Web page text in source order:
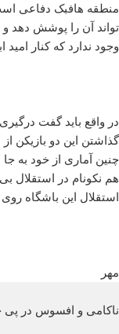
منطقه هافبک دفاعی
تواند آن را پوشش دهد
وجود ندارد که کنار امید
در واقع باید گفت درگیری
گذاشتن این دو بازیکن
چنین آماری از خود به
هم نکونام در استقلال
استقلال این باشگاه
مهر
ناکامی و افسوس در پی